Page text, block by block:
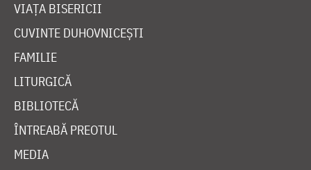
VIAȚA BISERICII
CUVINTE DUHOVNICEȘTI
FAMILIE
LITURGICĂ
BIBLIOTECĂ
ÎNTREABĂ PREOTUL
MEDIA